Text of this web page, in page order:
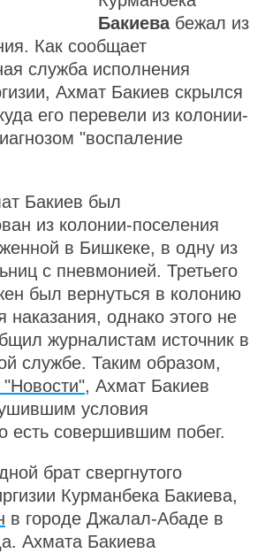
Бакиевабежал из
Как сообщает
служба исполнения
Ахмат Бакиев скрылся
его перевели из колонии-
"воспаление
Бакиев был
из колонии-поселения
в Бишкеке, в одну из
с пневмонией. Третьего
был вернуться в колонию
наказания, однако этого не
журналистам источник в
службе. Таким образом,
, Ахмат Бакиев
условия
есть совершившим побег.
брат свергнутого
Курманбека Бакиева,
в городе Джалал-Абаде в
Ахмата Бакиева